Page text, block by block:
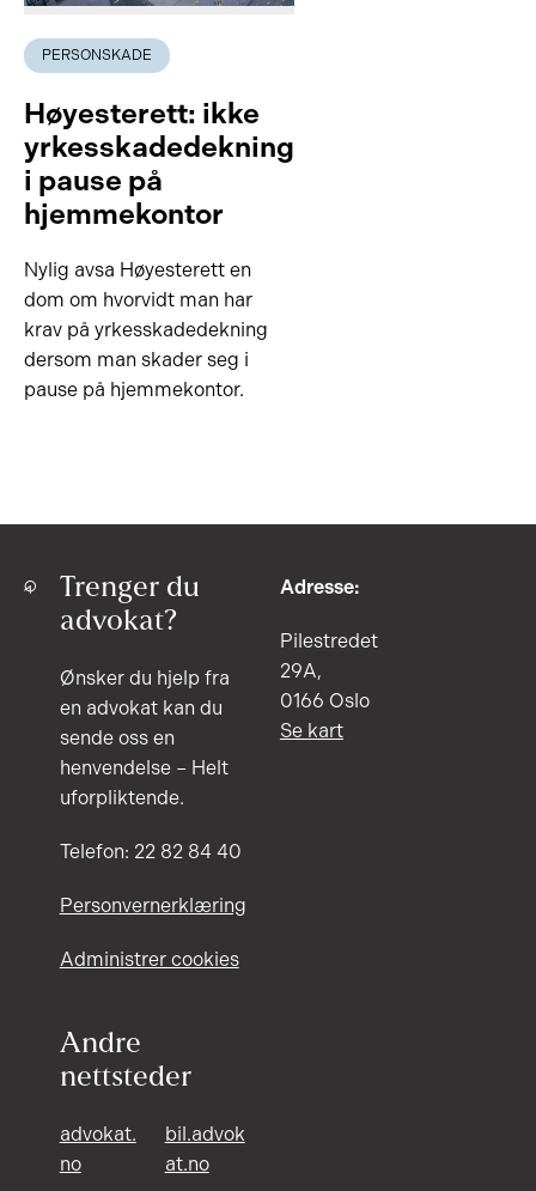
PERSONSKADE
Høyesterett: ikke
yrkesskadedekning
i pause på
hjemmekontor
Nylig avsa Høyesterett en
dom om hvorvidt man har
krav på yrkesskadedekning
dersom man skader seg i
pause på hjemmekontor.
Trenger du
advokat?
Ønsker du hjelp fra
en advokat kan du
sende oss en
henvendelse – Helt
uforpliktende.
Telefon: 22 82 84 40
Personvernerklæring
Administrer cookies
Andre
nettsteder
advokat.
no
bil.advok
at.no
Adresse:
Pilestredet
29A,
0166 Oslo
Se kart